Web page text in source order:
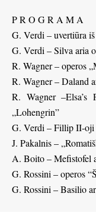
P R O G R A M A
G. Verdi – uvertiūra
G. Verdi – Silva aria
R. Wagner – operos
R. Wagner – Daland
R. Wagner –Elsa’s
„Lohengrin”
G. Verdi – Fillip II-oji
J. Pakalnis –
A. Boito – Mefistofel
G. Rossini – operos
G. Rossini – Basilio